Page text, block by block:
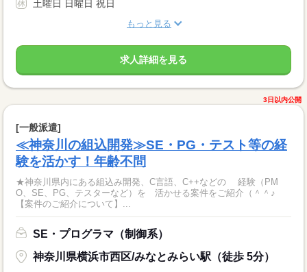
土曜日 日曜日 祝日
もっと見る
求人詳細を見る
3日以内公開
[一般派遣]
≪神奈川の組込開発≫SE・PG・テスト等の経
験を活かす！年齢不問
★神奈川県内にある組込み開発、C言語、C++などの 経験（PM
O、SE、PG、テスターなど）を 活かせる案件をご紹介（＾＾♪
【案件のご紹介について】...
SE・プログラマ（制御系）
神奈川県横浜市西区/みなとみらい駅（徒歩 5分）